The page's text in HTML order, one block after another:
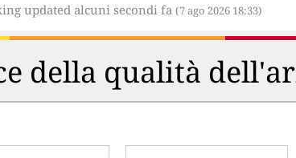
updated alcuni secondi fa (7 ago 2026 18:33)
della qualità